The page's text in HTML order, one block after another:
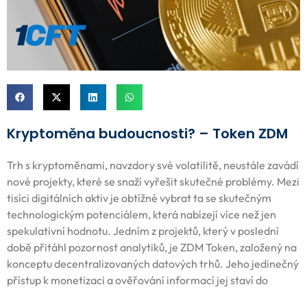
Kryptoměna budoucnosti? – Token ZDM
Trh s kryptoměnami, navzdory své volatilitě, neustále zavádí
nové projekty, které se snaží vyřešit skutečné problémy. Mezi
tisíci digitálních aktiv je obtížné vybrat ta se skutečným
technologickým potenciálem, která nabízejí více než jen
spekulativní hodnotu. Jedním z projektů, který v poslední
době přitáhl pozornost analytiků, je ZDM Token, založený na
konceptu decentralizovaných datových trhů. Jeho jedinečný
přístup k monetizaci a ověřování informací jej staví do